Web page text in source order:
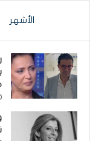
الأشهر